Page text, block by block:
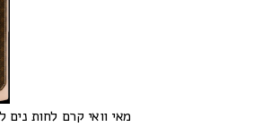
מאי וואי קרם לחות נים